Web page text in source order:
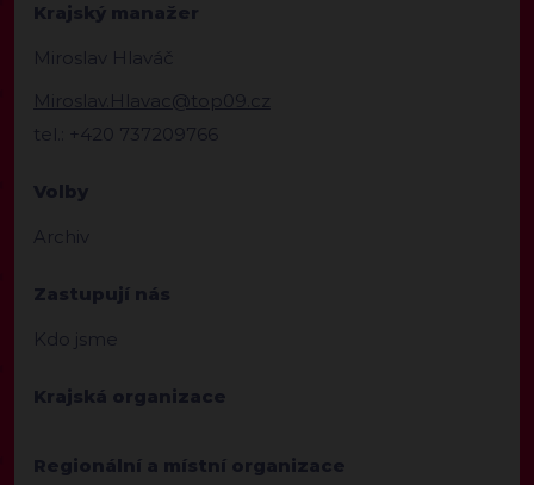
Krajský manažer
Miroslav Hlaváč
Miroslav.Hlavac@top09.cz
tel.: +420 737209766
Volby
Archiv
Zastupují nás
Kdo jsme
Krajská organizace
Regionální a místní organizace